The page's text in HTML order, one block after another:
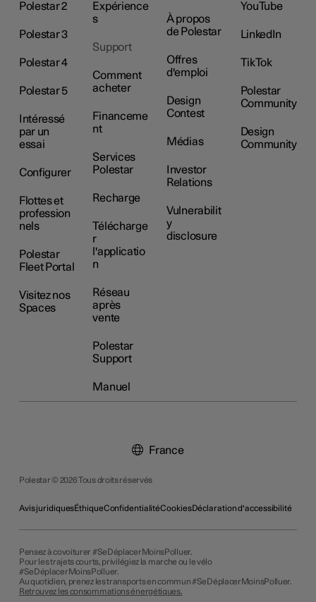
Polestar 2
Polestar 3
Polestar 4
Polestar 5
Intéressé
par un
essai
Configurer
Flottes et
profession
nels
Polestar
Fleet Portal
Visitez nos
Spaces
Expérience
s
Support
Comment
acheter
Financeme
nt
Services
Polestar
Recharge
Télécharge
r
l'applicatio
n
Réseau
après
vente
Polestar
Support
Manuel
À propos
de Polestar
Offres
d'emploi
Design
Contest
Médias
Investor
Relations
Vulnerabilit
y
disclosure
YouTube
LinkedIn
TikTok
Polestar
Community
Design
Community
Polestar © 2026 Tous droits réservés
Avis juridiquesÉthiqueConfidentialitéCookiesDéclaration d'accessibilité
France
Pensez à covoiturer #SeDéplacerMoinsPolluer.
Pour les trajets courts, privilégiez la marche ou le vélo
#SeDéplacerMoinsPolluer.
Au quotidien, prenez les transports en commun #SeDéplacerMoinsPolluer.
Retrouvez les consommations énergétiques.